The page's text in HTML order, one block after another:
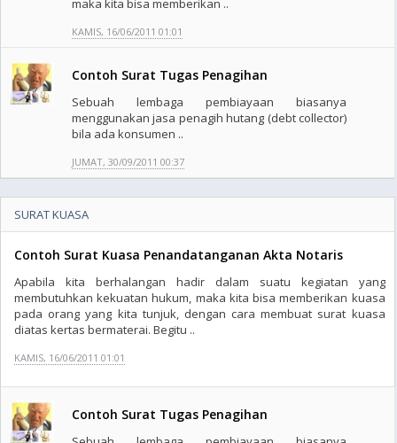
maka kita bisa memberikan ..
KAMIS, 16/06/2011 01:01
Contoh Surat Tugas Penagihan
Sebuah lembaga pembiayaan biasanya
menggunakan jasa penagih hutang (debt collector)
bila ada konsumen ..
JUMAT, 30/09/2011 00:37
SURAT KUASA
Contoh Surat Kuasa Penandatanganan Akta Notaris
Apabila kita berhalangan hadir dalam suatu kegiatan yang
membutuhkan kekuatan hukum, maka kita bisa memberikan kuasa
pada orang yang kita tunjuk, dengan cara membuat surat kuasa
diatas kertas bermaterai. Begitu ..
KAMIS, 16/06/2011 01:01
Contoh Surat Tugas Penagihan